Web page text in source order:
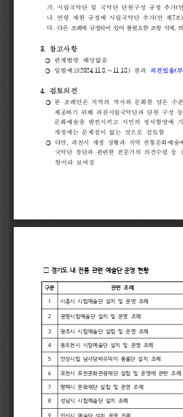
가. 시립국악단 및 국악단 단원구성 규정 추가(
나. 연령 제한 규정에 시립국악단 추가(안 제7조)
다. 다른 조례에 규정되어 있어 불필요한 조항 삭제
3. 참고사항
❍ 관계법령: 해당없음
❍
입법예고(2024.11.8. ∼ 11.18.) 결과: 의견있음(
4. 검토의견
❍ 본 조례안은 지역의 역사와 문화를 담은 수준
제공하기 위해 과천시립국악단과 단원 구성
문화예술을 발전시키고 시민의 정서함양에
개정에는 문제점이 없는 것으로
검토함
❍
다만 과천시 재정 상황과 지역 전통문화예술
국악단 창단과 관련한 전문가의 의견수렴 등
항이라 보여짐
□ 경기도 내 전통 관련 예술단 운영 현황
구분 관련 조례
1 시흥시 시립예술단 설치 및 운영 조례
2
광명시립예술단 설치 및 운영 조례
3
광주시 시립예술단 설립 및 운영 조례
4 동두천시 시립예술단 설치 및 운영 조례
5 안성시립 남사당바우덕이 풍물단 설치 조례
6 포천시 포천문화관광재단 설립 및 운영에 관한 조례
7 평택시 문화재단 설립 및 운영 조례
8 성남시 시립예술단 설치 조례
9
안산시 예술단 설치 운영 조례